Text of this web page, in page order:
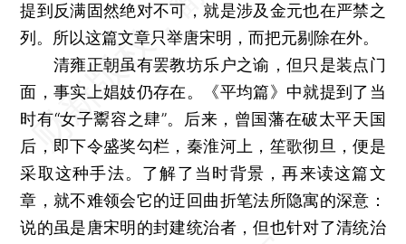
提到反满固然绝对不可，就是涉及金元也在严禁之
列。所以这篇文章只举唐宋明，而把元剔除在外。
清雍正朝虽有罢教坊乐户之谕，但只是装点门
面，事实上娼妓仍存在。《平均篇》中就提到了当
时有“女子鬻容之肆”。后来，曾国藩在破太平天国
后，即下令盛奖勾栏，秦淮河上，笙歌彻旦，便是
采取这种手法。了解了当时背景，再来读这篇文
章，就不难领会它的迂回曲折笔法所隐寓的深意：
说的虽是唐宋明的封建统治者，但也针对了清统治